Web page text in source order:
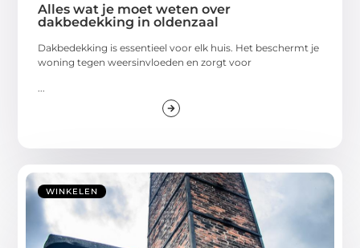
Alles wat je moet weten over
dakbedekking in oldenzaal
Dakbedekking is essentieel voor elk huis. Het beschermt je
woning tegen weersinvloeden en zorgt voor
...
WINKELEN